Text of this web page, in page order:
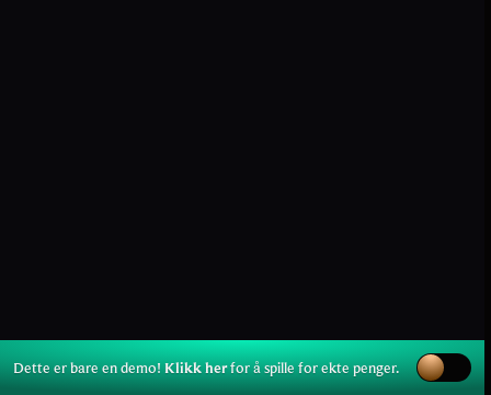
Dette er bare en demo!Klikk herfor å spille for ekte penger.